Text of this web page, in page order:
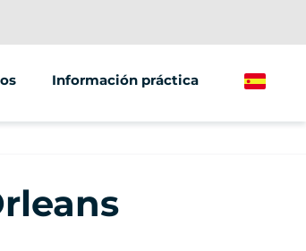
y seminarios
Información práctica Spanish